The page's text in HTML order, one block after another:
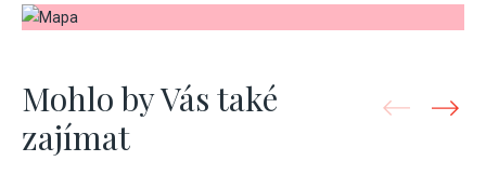
Mohlo by Vás také
zajímat